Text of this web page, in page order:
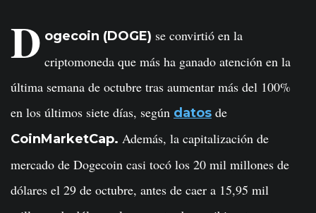
D ogecoin (DOGE) se convirtió en la
criptomoneda que más ha ganado atención en la
última semana de octubre tras aumentar más del 100%
en los últimos siete días, según datos de
CoinMarketCap. Además, la capitalización de
mercado de Dogecoin casi tocó los 20 mil millones de
dólares el 29 de octubre, antes de caer a 15,95 mil